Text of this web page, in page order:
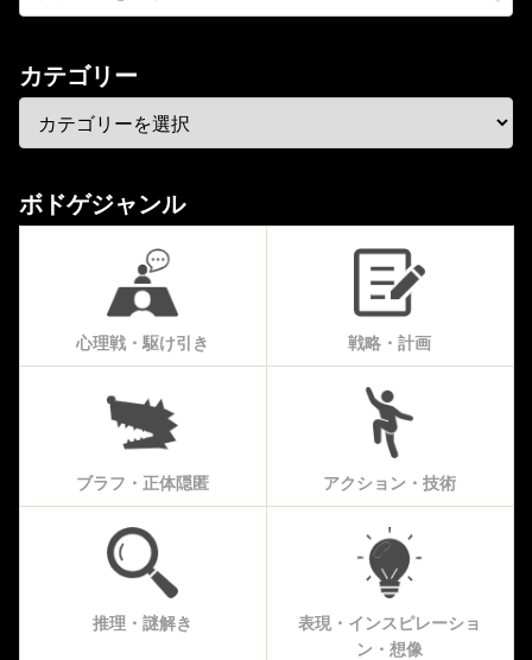
カテゴリー
ボドゲジャンル
心理戦・駆け引き 戦略・計画
ブラフ・正体隠匿 アクション・技術
推理・謎解き
表現・インスピレーショ
ン・想像